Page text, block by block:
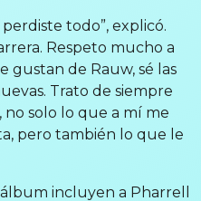
todo”, explicó.
Respeto mucho a
gustan de Rauw, sé las
Trato de siempre
, no solo lo que a mí me
pero también lo que le
incluyen a Pharrell